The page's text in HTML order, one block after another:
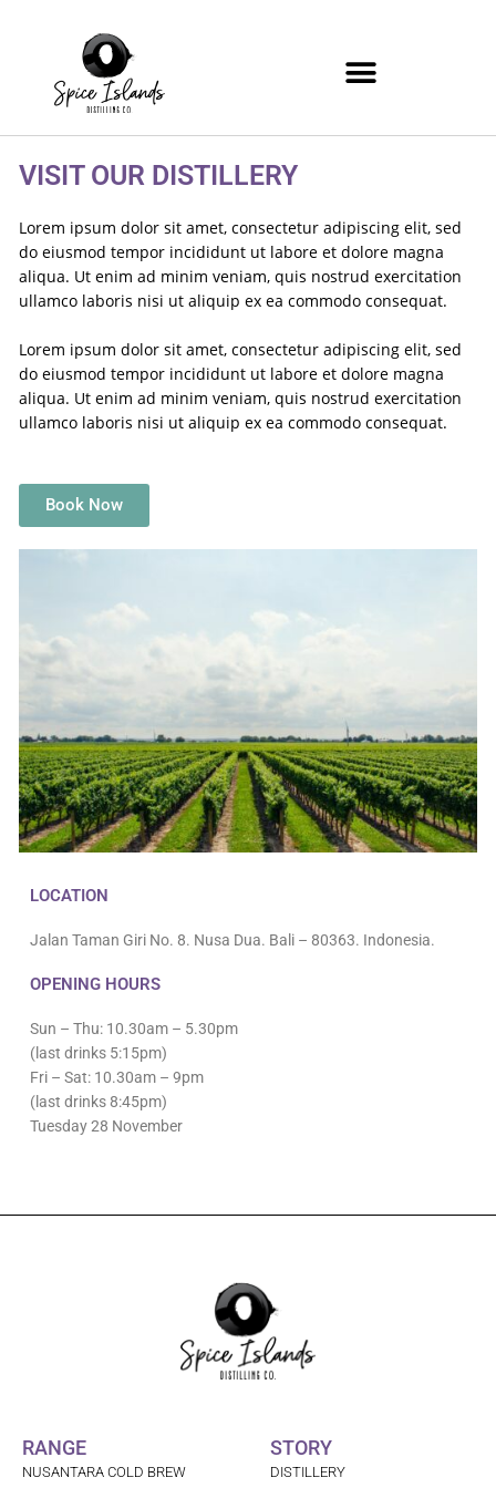
VISIT OUR DISTILLERY
Lorem ipsum dolor sit amet, consectetur adipiscing elit, sed
do eiusmod tempor incididunt ut labore et dolore magna
aliqua. Ut enim ad minim veniam, quis nostrud exercitation
ullamco laboris nisi ut aliquip ex ea commodo consequat.
Lorem ipsum dolor sit amet, consectetur adipiscing elit, sed
do eiusmod tempor incididunt ut labore et dolore magna
aliqua. Ut enim ad minim veniam, quis nostrud exercitation
ullamco laboris nisi ut aliquip ex ea commodo consequat.
Book Now
LOCATION
Jalan Taman Giri No. 8. Nusa Dua. Bali – 80363. Indonesia.
OPENING HOURS
Sun – Thu: 10.30am – 5.30pm
(last drinks 5:15pm)
Fri – Sat: 10.30am – 9pm
(last drinks 8:45pm)
Tuesday 28 November
RANGE
NUSANTARA COLD BREW
STORY
DISTILLERY